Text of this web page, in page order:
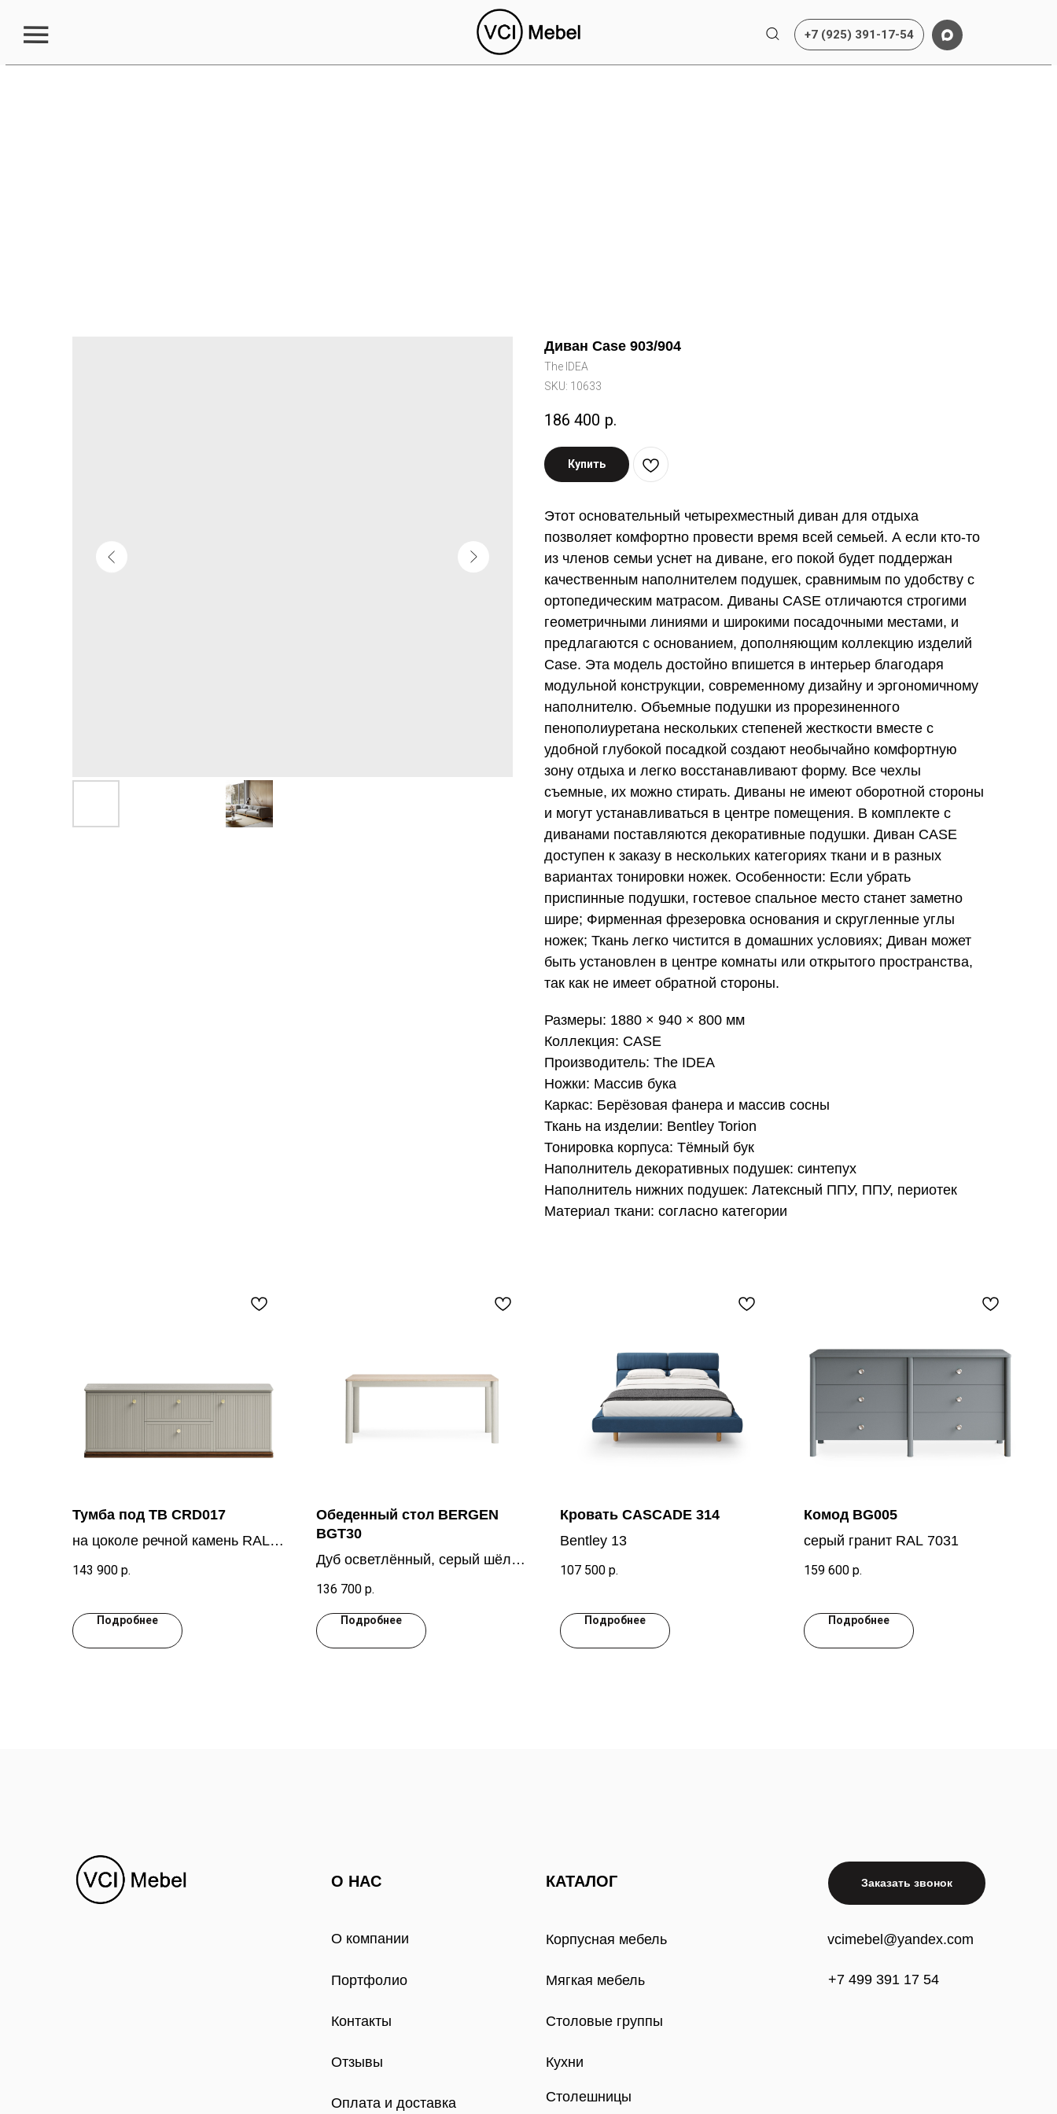
+7 (925) 391-17-54
Диван Case 903/904
The IDEA
SKU: 10633
186 400 р.
Купить
Этот основательный четырехместный диван для отдыха
позволяет комфортно провести время всей семьей. А если кто-то
из членов семьи уснет на диване, его покой будет поддержан
качественным наполнителем подушек, сравнимым по удобству с
ортопедическим матрасом. Диваны CASE отличаются строгими
геометричными линиями и широкими посадочными местами, и
предлагаются с основанием, дополняющим коллекцию изделий
Case. Эта модель достойно впишется в интерьер благодаря
модульной конструкции, современному дизайну и эргономичному
наполнителю. Объемные подушки из прорезиненного
пенополиуретана нескольких степеней жесткости вместе с
удобной глубокой посадкой создают необычайно комфортную
зону отдыха и легко восстанавливают форму. Все чехлы
съемные, их можно стирать. Диваны не имеют оборотной стороны
и могут устанавливаться в центре помещения. В комплекте с
диванами поставляются декоративные подушки. Диван CASE
доступен к заказу в нескольких категориях ткани и в разных
вариантах тонировки ножек. Особенности: Если убрать
приспинные подушки, гостевое спальное место станет заметно
шире; Фирменная фрезеровка основания и скругленные углы
ножек; Ткань легко чистится в домашних условиях; Диван может
быть установлен в центре комнаты или открытого пространства,
так как не имеет обратной стороны.
Размеры: 1880 × 940 × 800 мм
Коллекция: CASE
Производитель: The IDEA
Ножки: Массив бука
Каркас: Берёзовая фанера и массив сосны
Ткань на изделии: Bentley Torion
Тонировка корпуса: Тёмный бук
Наполнитель декоративных подушек: синтепух
Наполнитель нижних подушек: Латексный ППУ, ППУ, периотек
Материал ткани: согласно категории
Тумба под ТВ CRD017
на цоколе речной камень RAL
7030, Дуб тобакко
143 900 р.
Подробнее
Обеденный стол BERGEN
BGT30
Дуб осветлённый, серый шёлк
RAL7044
136 700 р.
Подробнее
Кровать CASCADE 314
Bentley 13
107 500 р.
Подробнее
Комод BG005
серый гранит RAL 7031
159 600 р.
Подробнее
О компании
О НАС КАТАЛОГ
Портфолио
Контакты
Отзывы
Корпусная мебель
Оплата и доставка
Мягкая мебель
Столовые группы
vcimebel@yandex.com
+7 499 391 17 54
Кухни
Столешницы
Заказать звонок